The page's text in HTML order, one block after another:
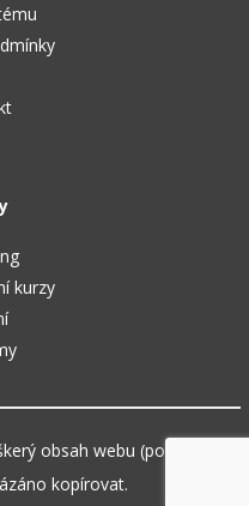
kurzy
obsah webu (pokud není
kopírovat.